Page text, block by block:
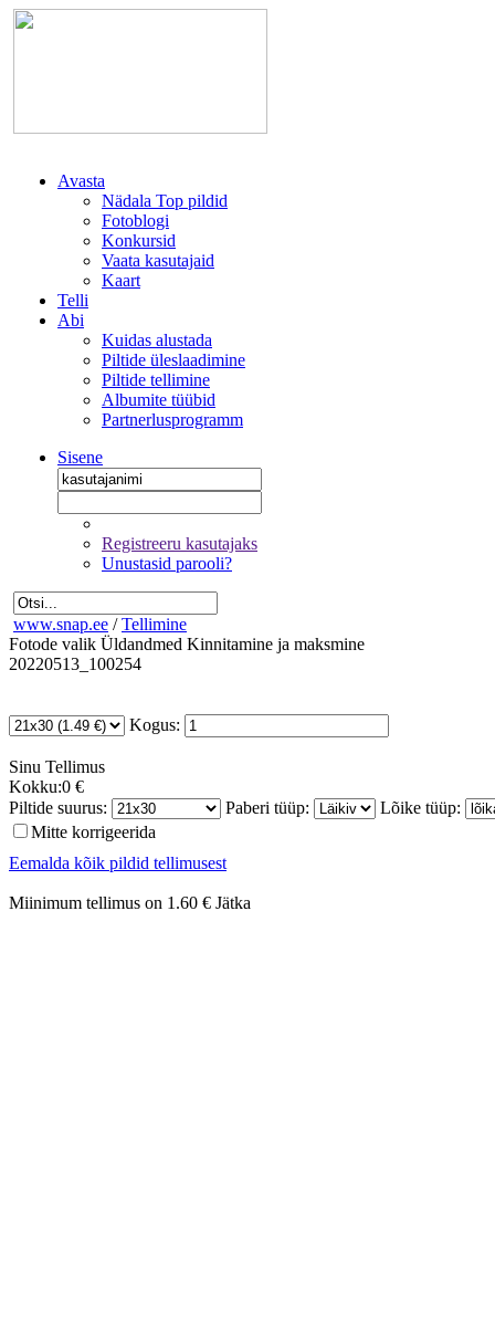
Avasta
Nädala Top pildid
Fotoblogi
Konkursid
Vaata kasutajaid
Kaart
Telli
Abi
Kuidas alustada
Piltide üleslaadimine
Piltide tellimine
Albumite tüübid
Partnerlusprogramm
Sisene
Registreeru kasutajaks
Unustasid parooli?
www.snap.ee / Tellimine
Fotode valik Üldandmed Kinnitamine ja maksmine
20220513_100254
Kogus:
Sinu Tellimus
Kokku:0 €
Piltide suurus:
Paberi tüüp:
Lõike tüüp:
Mitte korrigeerida
Eemalda kõik pildid tellimusest
Miinimum tellimus on 1.60 € Jätka